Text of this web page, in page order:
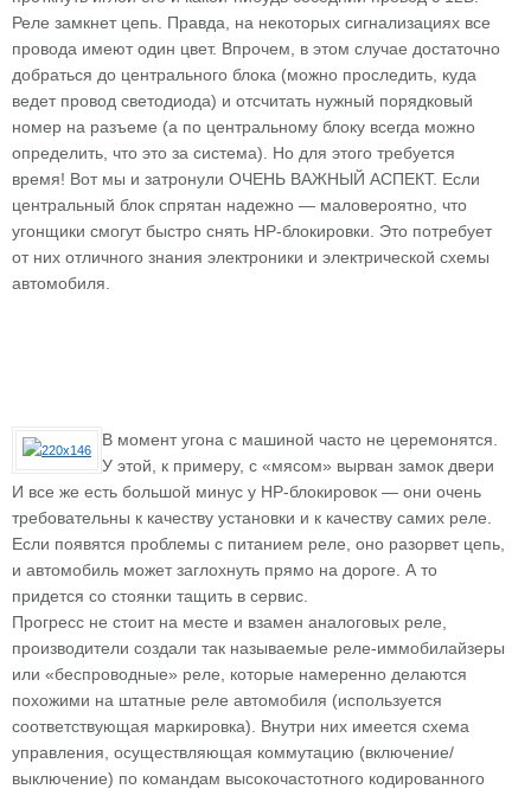
Реле замкнет цепь. Правда, на некоторых сигнализациях все
провода имеют один цвет. Впрочем, в этом случае достаточно
добраться до центрального блока (можно проследить, куда
ведет провод светодиода) и отсчитать нужный порядковый
номер на разъеме (а по центральному блоку всегда можно
определить, что это за система). Но для этого требуется
время! Вот мы и затронули ОЧЕНЬ ВАЖНЫЙ АСПЕКТ. Если
центральный блок спрятан надежно — маловероятно, что
угонщики смогут быстро снять НР-блокировки. Это потребует
от них отличного знания электроники и электрической схемы
автомобиля.
В момент угона с машиной часто не церемонятся.
У этой, к примеру, с «мясом» вырван замок двери
И все же есть большой минус у НР-блокировок — они очень
требовательны к качеству установки и к качеству самих реле.
Если появятся проблемы с питанием реле, оно разорвет цепь,
и автомобиль может заглохнуть прямо на дороге. А то
придется со стоянки тащить в сервис.
Прогресс не стоит на месте и взамен аналоговых реле,
производители создали так называемые реле-иммобилайзеры
или «беспроводные» реле, которые намеренно делаются
похожими на штатные реле автомобиля (используется
соответствующая маркировка). Внутри них имеется схема
управления, осуществляющая коммутацию (включение/
выключение) по командам высокочастотного кодированного